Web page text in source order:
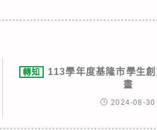
轉知
113學年度基隆市學生
畫
2024-08-30